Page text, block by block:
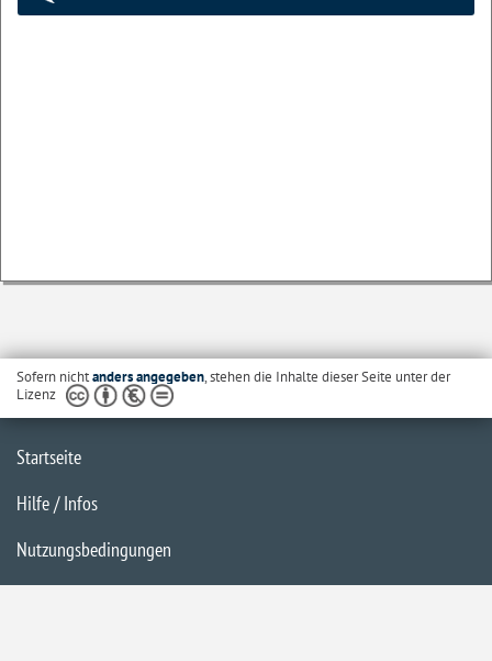
Sofern nichtanders angegeben, stehen die Inhalte dieser Seite unter der
Lizenz
Startseite
Hilfe / Infos
Nutzungsbedingungen